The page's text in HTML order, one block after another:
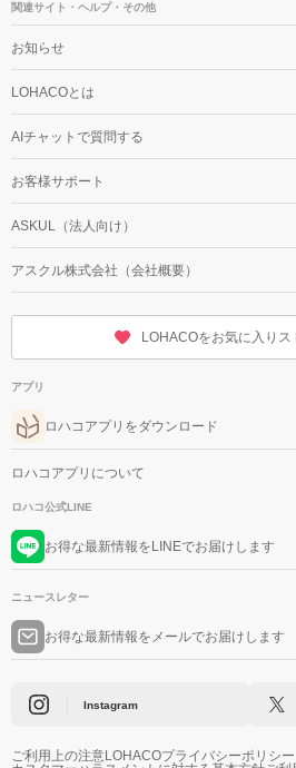
関連サイト・ヘルプ・その他
お知らせ
LOHACOとは
AIチャットで質問する
お客様サポート
ASKUL（法人向け）
アスクル株式会社（会社概要）
LOHACOをお気に入りス
アプリ
ロハコアプリをダウンロード
ロハコアプリについて
ロハコ公式LINE
お得な最新情報をLINEでお届けします
ニュースレター
お得な最新情報をメールでお届けします
Instagram
ご利用上の注意LOHACOプライバシーポリシー